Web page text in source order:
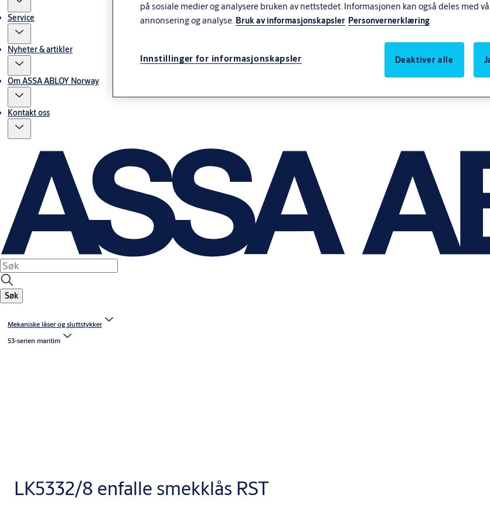
Service
Nyheter & artikler
Om ASSA ABLOY Norway
Kontakt oss
Søk
Mekaniske låser og sluttstykker
53-serien maritim
LK5332/8 enfalle smekklås RST
på sosiale medier og analysere bruken av nettstedet. Informasjonen kan også deles med
annonsering og analyse. Bruk av informasjonskapsler Personvernerklæring
Innstillinger for informasjonskapsler Deaktiver alle